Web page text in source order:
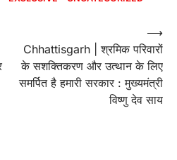
Chhattisgarh | श्रमिक परिवारों
के सशक्तिकरण और उत्थान के लिए
समर्पित है हमारी सरकार : मुख्यमंत्री
विष्णु देव साय
⟶